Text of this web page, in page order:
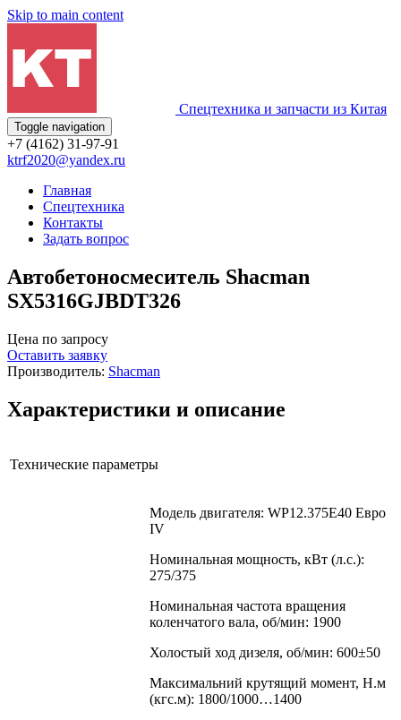
Skip to main content
Спецтехника и запчасти из Китая
Toggle navigation
+7 (4162) 31-97-91
ktrf2020@yandex.ru
Главная
Спецтехника
Контакты
Задать вопрос
Автобетоносмеситель Shacman
SX5316GJBDT326
Цена по запросу
Оставить заявку
Производитель: Shacman
Характеристики и описание
Технические параметры
Модель двигателя: WP12.375E40 Евро
IV
Номинальная мощность, кВт (л.с.):
275/375
Номинальная частота вращения
коленчатого вала, об/мин: 1900
Холостый ход дизеля, об/мин: 600±50
Максимальний крутящий момент, Н.м
(кгс.м): 1800/1000…1400